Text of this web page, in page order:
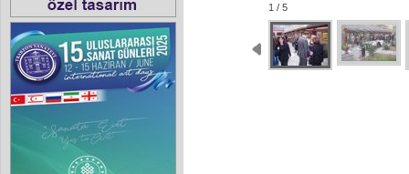
1 / 5